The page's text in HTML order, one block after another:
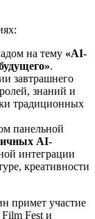
на тему «AI-
.
завтрашнего
знаний и
традиционных
панельной
AI-
интеграции
креативности
примет участие
Fest и